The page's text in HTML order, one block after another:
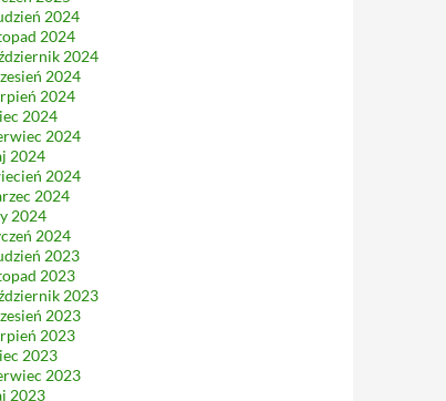
2024
2024
2024
2024
2024
2024
2024
2024
2024
2024
2024
2024
2023
2023
2023
2023
2023
2023
2023
2023